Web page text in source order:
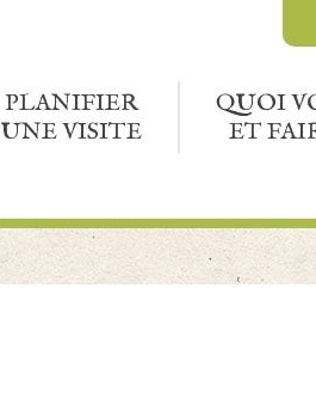
PLANIFIER
UNE VISITE
QUOI
ET